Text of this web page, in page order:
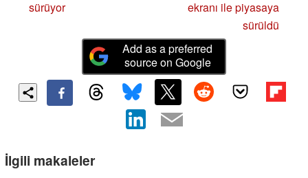
sürüyor
ekranı ile piyasaya
sürüldü
Add as a preferred
source on Google
İlgili makaleler